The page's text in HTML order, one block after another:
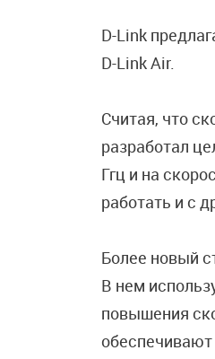
D-Link
D-Link Air.
Считая, что
разработал
Ггц и на
работать и с
Более новый
В нем
повышения